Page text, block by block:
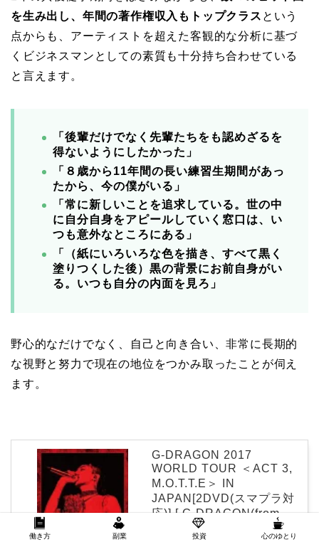
を生み出し、年間の著作権収入もトップクラス という
点からも、アーティストを超えた客観的な分析に基づ
くビジネスマンとしての素質も十分持ち合わせている
と言えます。
「後輩だけでなく先輩たちをも認めざるを
得ないようにしたかった」
「８歳から11年間の長い練習生期間があっ
たから、今の僕がいる」
「常に新しいことを追求している。世の中
に自分自身をアピールしていく窓口は、い
つも意外なところにある」
「（紙にいろいろな色を描き、すべて黒く
塗りつくした後）黒の背景にお前自身がい
る。いつも自分の内面を見ろ」
野心的なだけでなく、自己と向き合い、非常に長期的
な視野と努力で現在の地位をつかみ取ったことが伺え
ます。
G-DRAGON 2017
WORLD TOUR ＜ACT 3,
M.O.T.T.E＞ IN
JAPAN[2DVD(スマプラ対
応)] [ G-DRAGON(from
BIGBANG) ]
created by
働き方 副業 投資 心のゆとり